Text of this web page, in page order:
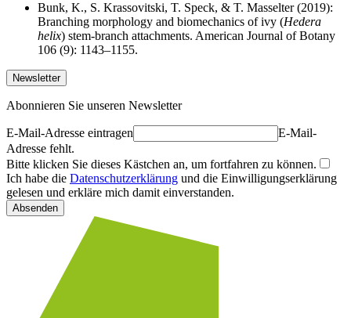
Bunk, K., S. Krassovitski, T. Speck, & T. Masselter (2019):
Branching morphology and biomechanics of ivy (Hedera
helix) stem-branch attachments. American Journal of Botany
106 (9): 1143–1155.
Newsletter
Abonnieren Sie unseren Newsletter
E-Mail-Adresse eintragen
E-Mail-
Adresse fehlt.
Bitte klicken Sie dieses Kästchen an, um fortfahren zu können.
Ich habe die Datenschutzerklärung und die Einwilligungserklärung
gelesen und erkläre mich damit einverstanden.
Absenden